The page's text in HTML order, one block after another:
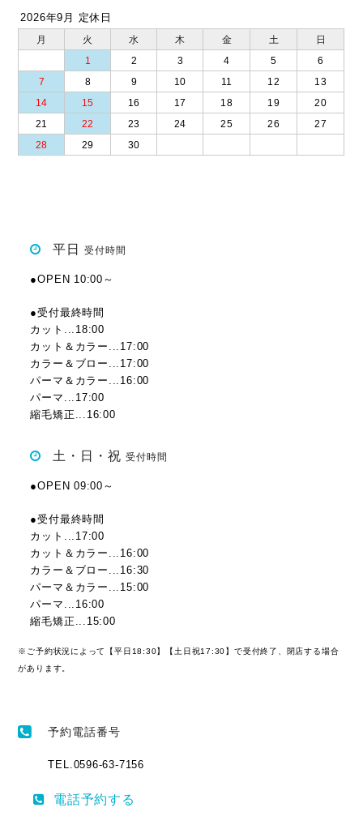
2026年9月 定休日
月 火 水 木 金 土
日
1
2 3 4 5
6
7
8 9 10 11 12
13
14
15 16 17 18 19
20
21
22 23 24 25 26
27
28
29 30
平日受付時間
●OPEN 10:00～
●受付最終時間
カット...18:00
カット＆カラー...17:00
カラー＆ブロー...17:00
パーマ＆カラー...16:00
パーマ...17:00
縮毛矯正...16:00
土・日・祝受付時間
●OPEN 09:00～
●受付最終時間
カット...17:00
カット＆カラー...16:00
カラー＆ブロー...16:30
パーマ＆カラー...15:00
パーマ...16:00
縮毛矯正...15:00
※ご予約状況によって【平日18:30】【土日祝17:30】で受付終了、閉店する場合
があります。
予約電話番号
TEL.0596-63-7156
電話予約する